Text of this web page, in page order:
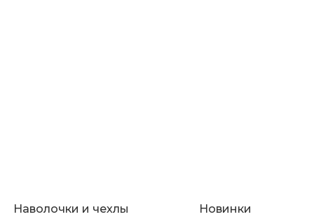
Наволочки и чехлы Новинки